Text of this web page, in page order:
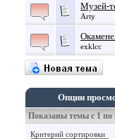
Музей-
Arty
exklcc
Опции
Показаны темы с 1 по
Критерий сортировки